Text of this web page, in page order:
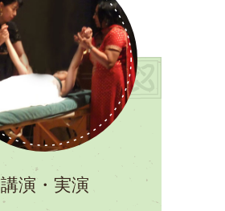
講演・実演